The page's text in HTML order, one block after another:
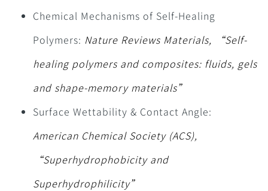
Chemical Mechanisms of Self-Healing
Polymers: Nature Reviews Materials, “Self-
healing polymers and composites: fluids, gels
and shape-memory materials”
Surface Wettability & Contact Angle:
American Chemical Society (ACS),
“Superhydrophobicity and
Superhydrophilicity”